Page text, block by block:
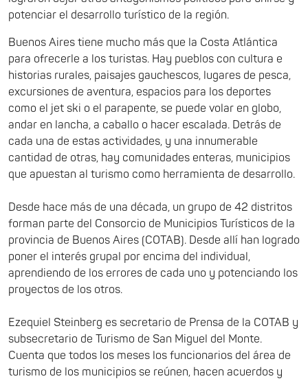
potenciar el desarrollo turístico de la región.
Buenos Aires tiene mucho más que la Costa Atlántica
para ofrecerle a los turistas. Hay pueblos con cultura e
historias rurales, paisajes gauchescos, lugares de pesca,
excursiones de aventura, espacios para los deportes
como el jet ski o el parapente, se puede volar en globo,
andar en lancha, a caballo o hacer escalada. Detrás de
cada una de estas actividades, y una innumerable
cantidad de otras, hay comunidades enteras, municipios
que apuestan al turismo como herramienta de desarrollo.
Desde hace más de una década, un grupo de 42 distritos
forman parte del Consorcio de Municipios Turísticos de la
provincia de Buenos Aires (COTAB). Desde allí han logrado
poner el interés grupal por encima del individual,
aprendiendo de los errores de cada uno y potenciando los
proyectos de los otros.
Ezequiel Steinberg es secretario de Prensa de la COTAB y
subsecretario de Turismo de San Miguel del Monte.
Cuenta que todos los meses los funcionarios del área de
turismo de los municipios se reúnen, hacen acuerdos y